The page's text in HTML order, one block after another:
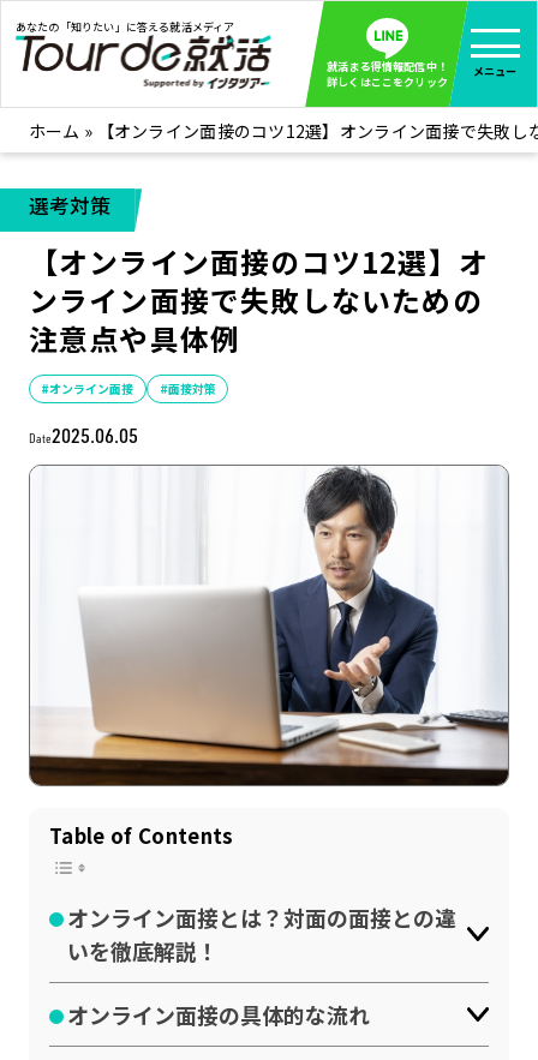
あなたの「知りたい」に答える就活メディア
就活まる得情報配信中！
詳しくはここをクリック
メニュー
就活ノウハウ 全て見る
企業まる見え！特捜部
みんなが知らない企業の裏側を徹底調査！
インタツアー活動レポ 全て見る
インタツアーを使ってどうだった？OBOG成功談
社会人インタビュー
社会人になった今、就活を振り返ってみた
学生就活ブログ
学生ライターが教える、今就活でやるべきこと
企業・業界研究はインタツアー
記事一覧
インタツアー活用法
LINE登録
サイトマップ
お問い合わせ
ホーム » 【オンライン面接のコツ12選】オンライン面接で失敗
選考対策
【オンライン面接のコツ12選】オ
ンライン面接で失敗しないための
注意点や具体例
#オンライン面接 #面接対策
Date2025.06.05
Table of Contents
オンライン面接とは？対面の面接との違
いを徹底解説！
オンライン面接の具体的な流れ